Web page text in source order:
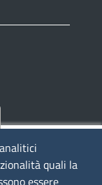
quali la
essere